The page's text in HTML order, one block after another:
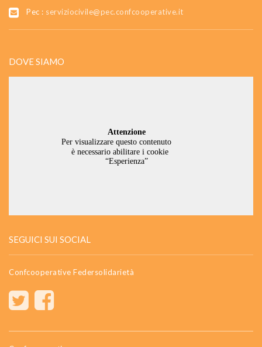
Pec : serviziocivile@pec.confcooperative.it
DOVE SIAMO
SEGUICI SUI SOCIAL
Confcooperative Federsolidarietà